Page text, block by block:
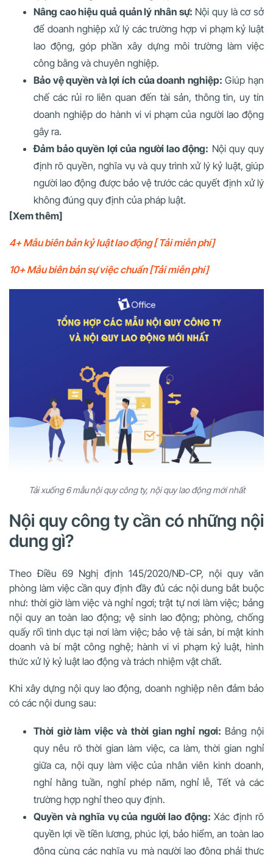
Nâng cao hiệu quả quản lý nhân sự: Nội quy là cơ sở
để doanh nghiệp xử lý các trường hợp vi phạm kỷ luật
lao động, góp phần xây dựng môi trường làm việc
công bằng và chuyên nghiệp.
Bảo vệ quyền và lợi ích của doanh nghiệp: Giúp hạn
chế các rủi ro liên quan đến tài sản, thông tin, uy tín
doanh nghiệp do hành vi vi phạm của người lao động
gây ra.
Đảm bảo quyền lợi của người lao động: Nội quy quy
định rõ quyền, nghĩa vụ và quy trình xử lý kỷ luật, giúp
người lao động được bảo vệ trước các quyết định xử lý
không đúng quy định của pháp luật.
[Xem thêm]
4+ Mẫu biên bản kỷ luật lao động [ Tải miễn phí]
10+ Mẫu biên bản sự việc chuẩn [Tải miễn phí]
Tải xuống 6 mẫu nội quy công ty, nội quy lao động mới nhất
Nội quy công ty cần có những nội
dung gì?
Theo Điều 69 Nghị định 145/2020/NĐ-CP, nội quy văn
phòng làm việc cần quy định đầy đủ các nội dung bắt buộc
như: thời giờ làm việc và nghỉ ngơi; trật tự nơi làm việc; bảng
nội quy an toàn lao động; vệ sinh lao động; phòng, chống
quấy rối tình dục tại nơi làm việc; bảo vệ tài sản, bí mật kinh
doanh và bí mật công nghệ; hành vi vi phạm kỷ luật, hình
thức xử lý kỷ luật lao động và trách nhiệm vật chất.
Khi xây dựng nội quy lao động, doanh nghiệp nên đảm bảo
có các nội dung sau:
Thời giờ làm việc và thời gian nghỉ ngơi: Bảng nội
quy nêu rõ thời gian làm việc, ca làm, thời gian nghỉ
giữa ca, nội quy làm việc của nhân viên kinh doanh,
nghỉ hằng tuần, nghỉ phép năm, nghỉ lễ, Tết và các
trường hợp nghỉ theo quy định.
Quyền và nghĩa vụ của người lao động: Xác định rõ
quyền lợi về tiền lương, phúc lợi, bảo hiểm, an toàn lao
động cùng các nghĩa vụ mà người lao động phải thực